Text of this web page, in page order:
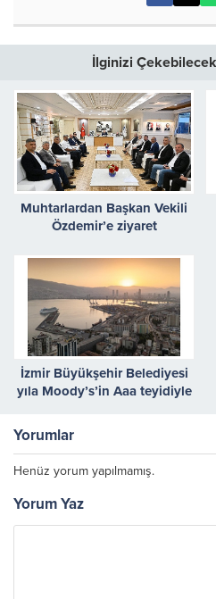
İlginizi
Muhtarlardan Başkan Vekili
Özdemir’e ziyaret
İzmir Büyükşehir Belediyesi
yıla Moody’s’in Aaa teyidiyle
Yorumlar
Henüz yorum yapılmamış.
Yorum Yaz